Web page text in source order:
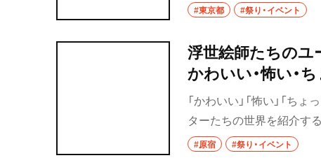
2026年9月13日（日）まで
119.4×149.2cm（C）
#東京都 #祭り・イベント
浮世絵師たちのユ
かわいい・怖い・
美術館』で開催中
「かわいい」「怖い」「ち
ターたちの世界を紹介す
2026年8月23日（日）まで
#原宿 #祭り・イベント